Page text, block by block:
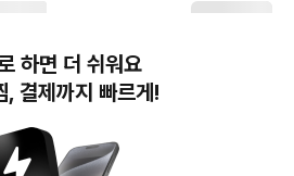
하면 더 쉬워요
, 결제까지 빠르게!